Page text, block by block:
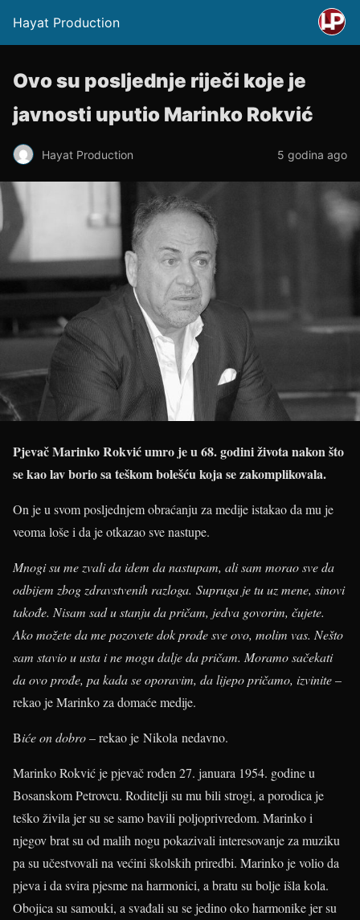
Hayat Production
Ovo su posljednje riječi koje je
javnosti uputio Marinko Rokvić
Hayat Production 5 godina ago
Pjevač Marinko Rokvić umro je u 68. godini života nakon što
se kao lav borio sa teškom bolešću koja se zakomplikovala.
On je u svom posljednjem obraćanju za medije istakao da mu je
veoma loše i da je otkazao sve nastupe.
Mnogi su me zvali da idem da nastupam, ali sam morao sve da
odbijem zbog zdravstvenih razloga. Supruga je tu uz mene, sinovi
takođe. Nisam sad u stanju da pričam, jedva govorim, čujete.
Ako možete da me pozovete dok prođe sve ovo, molim vas. Nešto
sam stavio u usta i ne mogu dalje da pričam. Moramo sačekati
da ovo prođe, pa kada se oporavim, da lijepo pričamo, izvinite–
rekao je Marinko za domaće medije.
Biće on dobro– rekao je Nikola nedavno.
Marinko Rokvić je pjevač rođen 27. januara 1954. godine u
Bosanskom Petrovcu. Roditelji su mu bili strogi, a porodica je
teško živila jer su se samo bavili poljoprivredom. Marinko i
njegov brat su od malih nogu pokazivali interesovanje za muziku
pa su učestvovali na većini školskih priredbi. Marinko je volio da
pjeva i da svira pjesme na harmonici, a bratu su bolje išla kola.
Obojica su samouki, a svađali su se jedino oko harmonike jer su